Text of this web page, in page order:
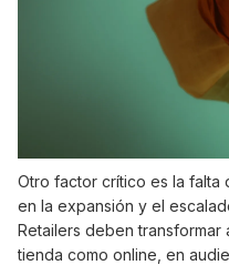
Otro factor crítico es la falta
en la expansión y el
Retailers deben transformar
tienda como online, en